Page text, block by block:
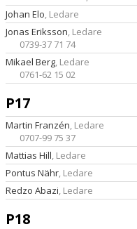
Johan Elo, Ledare
Jonas Eriksson, Ledare
0739-37 71 74
Mikael Berg, Ledare
0761-62 15 02
P17
Martin Franzén, Ledare
0707-99 75 37
Mattias Hill, Ledare
Pontus Nähr, Ledare
Redzo Abazi, Ledare
P18